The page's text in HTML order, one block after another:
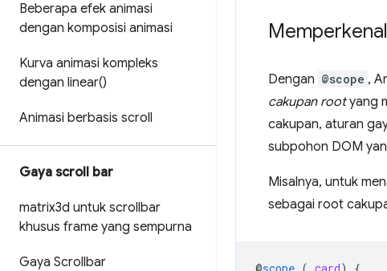
Beberapa efek animasi
dengan komposisi animasi
Kurva animasi kompleks
dengan linear()
Animasi berbasis scroll
Gaya scroll bar
matrix3d untuk scrollbar
khusus frame yang sempurna
Gaya Scrollbar
Dengan @scope ,
cakupan rootyang
cakupan, aturan
subpohon DOM
Misalnya, untuk
sebagai root